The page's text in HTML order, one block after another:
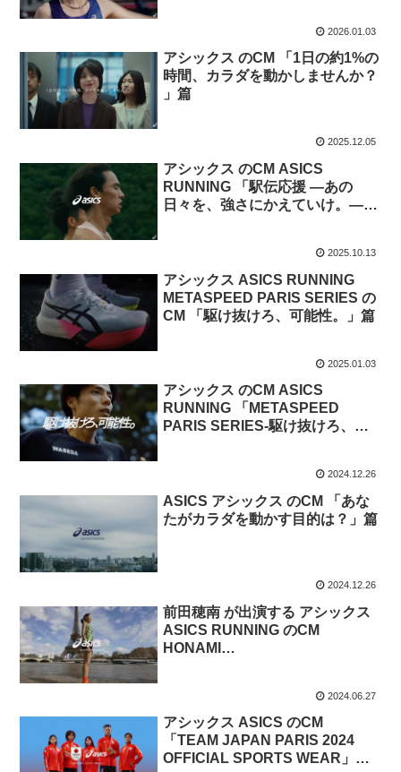
2026.01.03
アシックス のCM 「1日の約1%の
時間、カラダを動かしませんか？
」篇
2025.12.05
アシックス のCM ASICS
RUNNING 「駅伝応援 ―あの
日々を、強さにかえていけ。―
2025.10.13
アシックス ASICS RUNNING
METASPEED PARIS SERIES の
CM 「駆け抜けろ、可能性。」篇
2025.01.03
アシックス のCM ASICS
RUNNING 「METASPEED
PARIS SERIES‐駆け抜けろ、可
2024.12.26
ASICS アシックス のCM 「あな
たがカラダを動かす目的は？​」篇
2024.12.26
前田穂南 が出演する アシックス
ASICS RUNNING のCM
HONAMI
2024.06.27
アシックス ASICS のCM
「TEAM JAPAN PARIS 2024
OFFICIAL SPORTS WEAR」